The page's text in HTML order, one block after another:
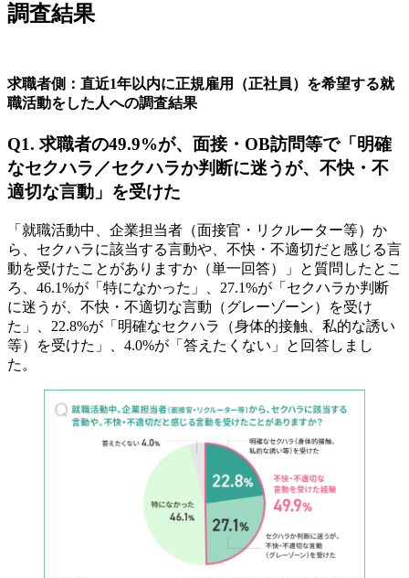
調査結果
求職者側：直近1年以内に正規雇用（正社員）を希望する就
職活動をした人への調査結果
Q1. 求職者の49.9%が、面接・OB訪問等で「明確
なセクハラ／セクハラか判断に迷うが、不快・不
適切な言動」を受けた
「就職活動中、企業担当者（面接官・リクルーター等）か
ら、セクハラに該当する言動や、不快・不適切だと感じる言
動を受けたことがありますか（単一回答）」と質問したとこ
ろ、46.1%が「特になかった」、27.1%が「セクハラか判断
に迷うが、不快・不適切な言動（グレーゾーン）を受け
た」、22.8%が「明確なセクハラ（身体的接触、私的な誘い
等）を受けた」、4.0%が「答えたくない」と回答しまし
た。